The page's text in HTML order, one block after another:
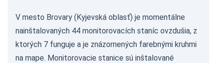
V mesto Brovary (Kyjevská oblasť) je momentálne
nainštalovaných 44 monitorovacích staníc ovzdušia, z
ktorých 7 funguje a je znázornených farebnými kruhmi
na mape. Monitorovacie stanice sú inštalované